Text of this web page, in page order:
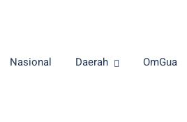
Nasional Daerah OmGua